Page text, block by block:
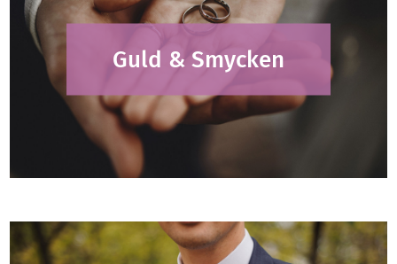
Guld & Smycken